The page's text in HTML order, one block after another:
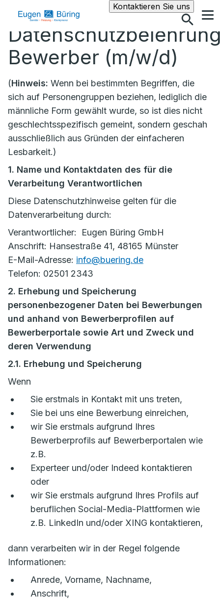
Kontaktieren Sie unsSuche
Bewerber (m/w/d)
(Hinweis: Wenn bei bestimmten Begriffen, die
sich auf Personengruppen beziehen, lediglich die
männliche Form gewählt wurde, so ist dies nicht
geschlechtsspezifisch gemeint, sondern geschah
ausschließlich aus Gründen der einfacheren
Lesbarkeit.)
1. Name und Kontaktdaten des für die
Verarbeitung Verantwortlichen
Diese Datenschutzhinweise gelten für die
Datenverarbeitung durch:
Verantwortlicher: Eugen Büring GmbH
Anschrift: Hansestraße 41, 48165 Münster
E-Mail-Adresse: info@buering.de
Telefon: 02501 2343
2. Erhebung und Speicherung
personenbezogener Daten bei Bewerbungen
und anhand von Bewerberprofilen auf
Bewerberportale sowie Art und Zweck und
deren Verwendung
2.1. Erhebung und Speicherung
Wenn
Sie erstmals in Kontakt mit uns treten,
Sie bei uns eine Bewerbung einreichen,
wir Sie erstmals aufgrund Ihres
Bewerberprofils auf Bewerberportalen wie
z.B.
Experteer und/oder Indeed kontaktieren
oder
wir Sie erstmals aufgrund Ihres Profils auf
beruflichen Social-Media-Plattformen wie
z.B. LinkedIn und/oder XING kontaktieren,
dann verarbeiten wir in der Regel folgende
Informationen:
Anrede, Vorname, Nachname,
Anschrift,